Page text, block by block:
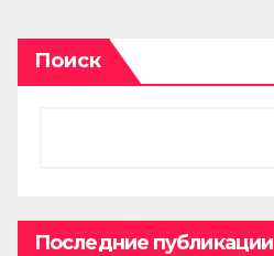
Поиск
Последние публикации